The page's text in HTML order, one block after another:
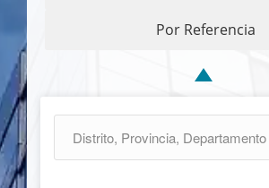
Por Referencia